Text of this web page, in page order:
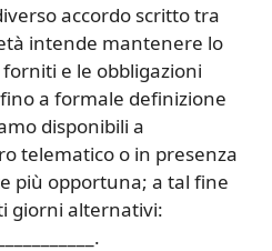
accordo scritto tra
intende mantenere lo
e le obbligazioni
a formale definizione
disponibili a
telematico o in presenza
più opportuna; a tal fine
giorni alternativi: